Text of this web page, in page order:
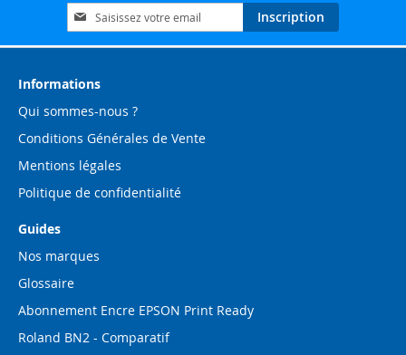
Inscription
à
notre
d’information
Inscription
Informations
Qui sommes-nous ?
Conditions Générales de Vente
Mentions légales
Politique de confidentialité
Guides
Nos marques
Glossaire
Abonnement Encre EPSON Print Ready
Roland BN2 - Comparatif